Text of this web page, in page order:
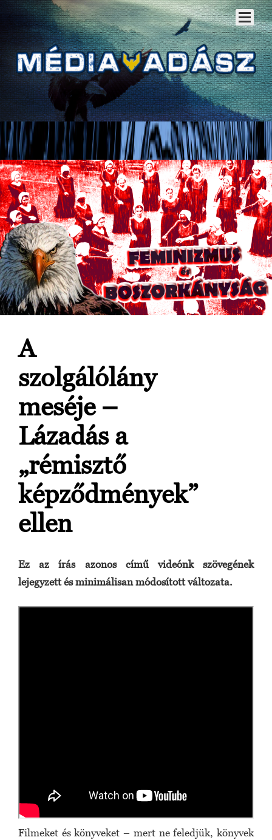
A
szolgálólány
meséje –
Lázadás a
„rémisztő
képződmények”
ellen
Ez az írás azonos című videónk szövegének
lejegyzett és minimálisan módosított változata.
Filmeket és könyveket – mert ne feledjük, könyvek